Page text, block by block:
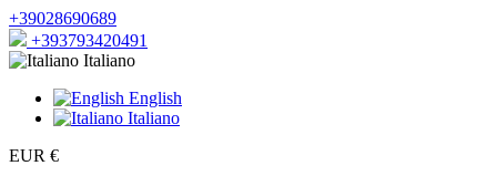
+39028690689
+393793420491
Italiano
English
Italiano
EUR €